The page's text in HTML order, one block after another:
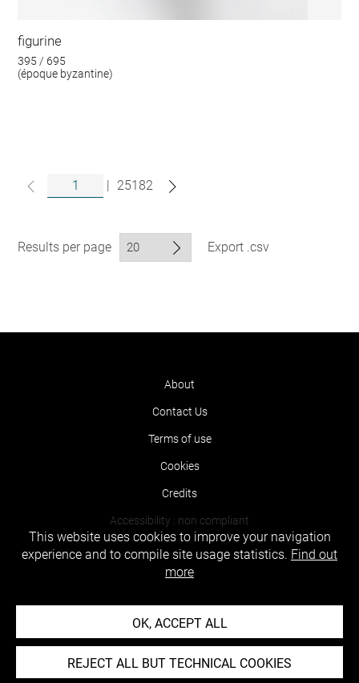
figurine
395 / 695
(époque byzantine)
| 25182
Results per page Export .csv
About
Contact Us
Terms of use
Cookies
Credits
Accessibility : non compliant
This website uses cookies to improve your navigation
experience and to compile site usage statistics. Find out
more
OK, ACCEPT ALL
REJECT ALL BUT TECHNICAL COOKIES